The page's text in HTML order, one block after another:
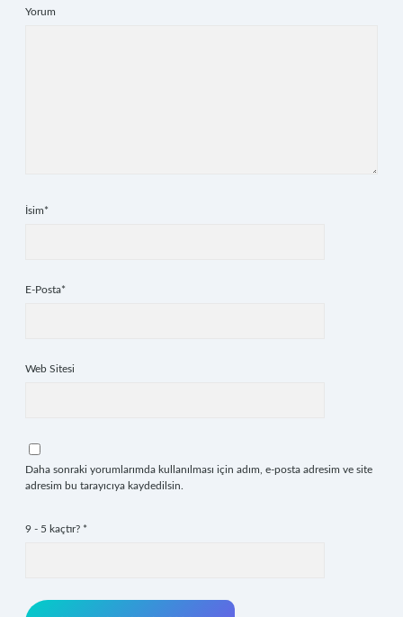
Yorum
İsim*
E-Posta*
Web Sitesi
Daha sonraki yorumlarımda kullanılması için adım, e-posta adresim ve site
adresim bu tarayıcıya kaydedilsin.
9 - 5 kaçtır? *